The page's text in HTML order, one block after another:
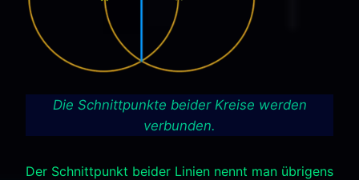
Die Schnittpunkte beider Kreise werden
verbunden.
Der Schnittpunkt beider Linien nennt man übrigens